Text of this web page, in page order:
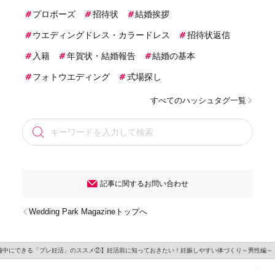
プロポーズ 招待状 結婚挨拶
ウエディングドレス・カラードレス 招待状返信
入籍 年賀状・結婚報告 結婚の基本
フォトウエディング 式場探し
すべてのハッシュタグ一覧
記事に関するお問い合わせ
Wedding Park Magazineトップへ
中にできる「プレ妊活」のススメ②】妊活前に知っておきたい！妊娠しやすい体づくり～男性編～